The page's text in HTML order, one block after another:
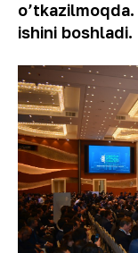
ishini boshladi.